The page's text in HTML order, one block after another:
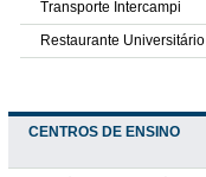
Transporte Intercampi
Restaurante Universitário
CENTROS DE ENSINO